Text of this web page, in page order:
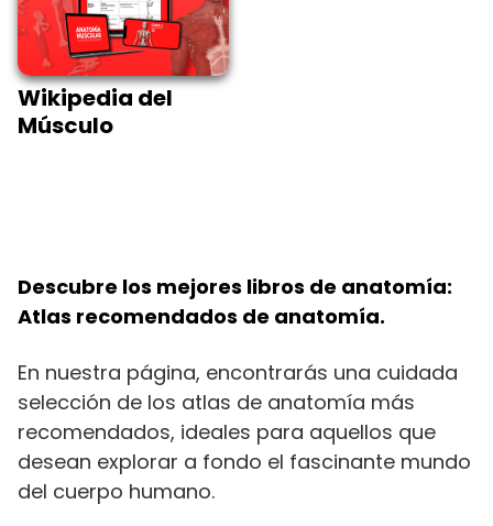
Wikipedia del
Músculo
Descubre los mejores libros de anatomía:
Atlas recomendados de anatomía.
En nuestra página, encontrarás una cuidada
selección de los atlas de anatomía más
recomendados, ideales para aquellos que
desean explorar a fondo el fascinante mundo
del cuerpo humano.